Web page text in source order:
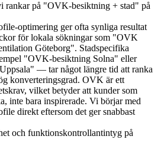
rankar på "OVK-besiktning + stad" på
optimering ger ofta synliga resultat
för lokala sökningar som "OVK
Göteborg". Stadspecifika
"OVK-besiktning Solna" eller
— tar något längre tid att ranka
konverteringsgrad. OVK är ett
vilket betyder att kunder som
inte bara inspirerade. Vi börjar med
direkt eftersom det ger snabbast
och funktionskontrollantintyg på